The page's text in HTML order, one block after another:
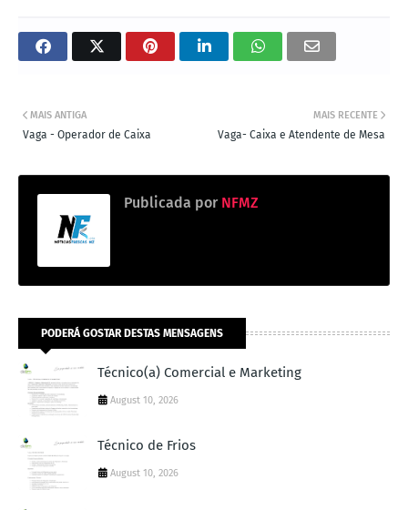
MAIS RECENTE
Vaga- Caixa e Atendente de Mesa
MAIS ANTIGA
Vaga - Operador de Caixa
Publicada por NFMZ
PODERÁ GOSTAR DESTAS MENSAGENS
Técnico(a) Comercial e Marketing
August 10, 2026
Técnico de Frios
August 10, 2026